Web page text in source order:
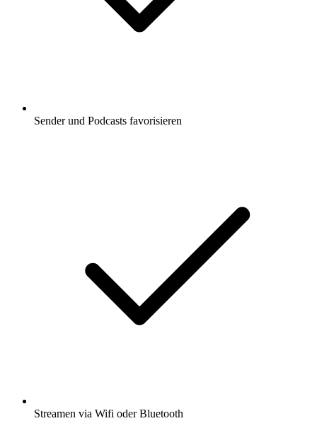
Sender und Podcasts favorisieren
Streamen via Wifi oder Bluetooth